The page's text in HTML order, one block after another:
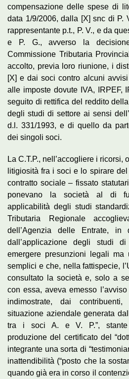
compensazione delle spese di
data 1/9/2006, dalla [X] snc di P.
rappresentante p.t., P. V., e da
e P. G., avverso la
Commissione Tributaria
accolto, previa loro riunione, i
[X] e dai soci contro alcuni
alle imposte dovute IVA, IRPEF,
seguito di rettifica del reddito
degli studi di settore ai sensi
d.l. 331/1993, e di quello da
dei singoli soci.
La C.T.P., nell’accogliere i ricorsi,
litigiosità fra i soci e lo spirare
contratto sociale – fissato
ponevano la società al di
applicabilità degli studi
Tributaria Regionale
dell’Agenzia delle Entrate, in
dall’applicazione degli studi
emergere presunzioni legali ma
semplici e che, nella fattispecie,
consultato la società e, solo a
con essa, aveva emesso
indimostrate, dai
situazione aziendale generata
tra i soci A. e V. P.”, stante
produzione del certificato del
integrante una sorta di
inattendibilità (“posto che la
quando già era in corso il